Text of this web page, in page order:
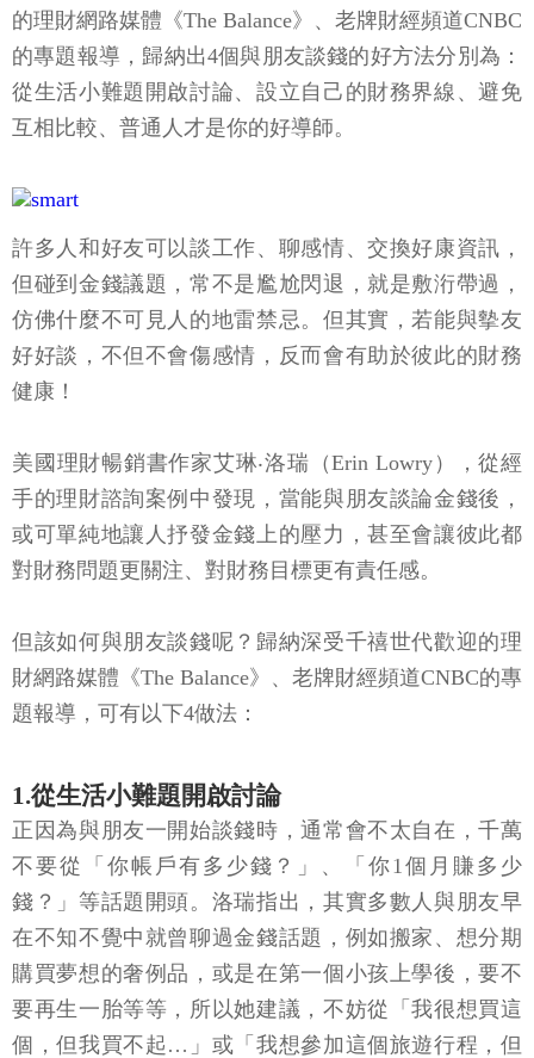
的理財網路媒體《The Balance》、老牌財經頻道CNBC
的專題報導，歸納出4個與朋友談錢的好方法分別為：
從生活小難題開啟討論、設立自己的財務界線、避免
互相比較、普通人才是你的好導師。
許多人和好友可以談工作、聊感情、交換好康資訊，
但碰到金錢議題，常不是尷尬閃退，就是敷洐帶過，
仿佛什麼不可見人的地雷禁忌。但其實，若能與摰友
好好談，不但不會傷感情，反而會有助於彼此的財務
健康！
美國理財暢銷書作家艾琳‧洛瑞（Erin Lowry），從經
手的理財諮詢案例中發現，當能與朋友談論金錢後，
或可單純地讓人抒發金錢上的壓力，甚至會讓彼此都
對財務問題更關注、對財務目標更有責任感。
但該如何與朋友談錢呢？歸納深受千禧世代歡迎的理
財網路媒體《The Balance》、老牌財經頻道CNBC的專
題報導，可有以下4做法：
1.從生活小難題開啟討論
正因為與朋友一開始談錢時，通常會不太自在，千萬
不要從「你帳戶有多少錢？」、「你1個月賺多少
錢？」等話題開頭。洛瑞指出，其實多數人與朋友早
在不知不覺中就曾聊過金錢話題，例如搬家、想分期
購買夢想的奢例品，或是在第一個小孩上學後，要不
要再生一胎等等，所以她建議，不妨從「我很想買這
個，但我買不起…」或「我想參加這個旅遊行程，但